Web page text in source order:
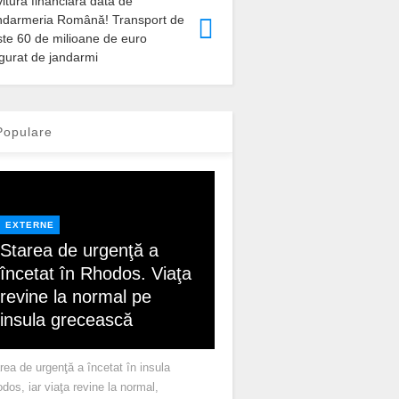
Română! Transport de
60 de milioane de euro
de jandarmi
EXTERNE
Starea de urgenţă a
încetat în Rhodos. Viaţa
revine la normal pe
insula grecească
de urgenţă a încetat în insula
iar viaţa revine la normal,